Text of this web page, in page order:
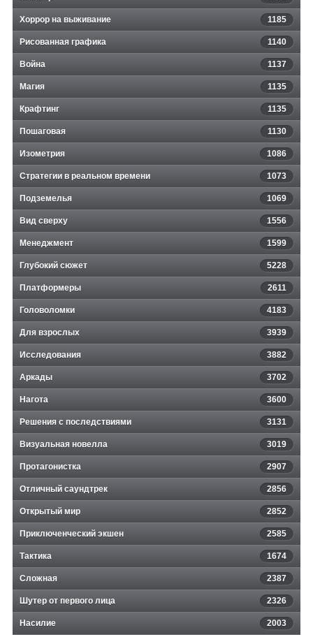
Хоррор на выживание 1185
Рисованная графика 1140
Война 1137
Магия 1135
Крафтинг 1135
Пошаговая 1130
Изометрия 1086
Стратегии в реальном времени 1073
Подземелья 1069
Вид сверху 1556
Менеджмент 1599
Глубокий сюжет 5228
Платформеры 2611
Головоломки 4183
Для взрослых 3939
Исследования 3882
Аркады 3702
Нагота 3600
Решения с последствиями 3131
Визуальная новелла 3019
Протагонистка 2907
Отличный саундтрек 2856
Открытый мир 2852
Приключенческий экшен 2585
Тактика 1674
Сложная 2387
Шутер от первого лица 2326
Насилие 2003